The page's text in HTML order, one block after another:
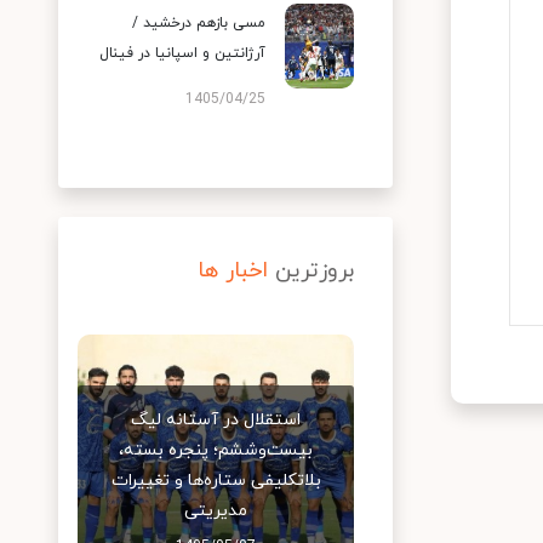
مسی بازهم درخشید /
آرژانتین و اسپانیا در فینال
1405/04/25
بروزترین اخبار ها
استقلال در آستانه لیگ
بیست‌وششم؛ پنجره بسته،
بلاتکلیفی ستاره‌ها و تغییرات
مدیریتی